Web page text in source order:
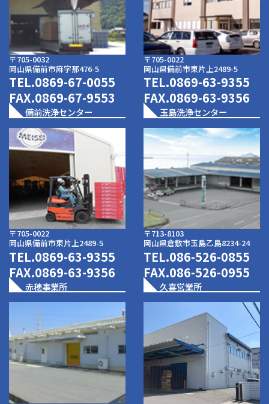
〒705-0032
岡山県備前市麻字那476-5
TEL.0869-67-0055
FAX.0869-67-9553
〒705-0022
岡山県備前市東片上2489-5
TEL.0869-63-9355
FAX.0869-63-9356
赤穂事業所
備前洗浄センター
〒705-0022
岡山県備前市東片上2489-5
TEL.0869-63-9355
FAX.0869-63-9356
玉島洗浄センター
〒713-8103
岡山県倉敷市玉島乙島8234-24
TEL.086-526-0855
FAX.086-526-0955
久喜営業所